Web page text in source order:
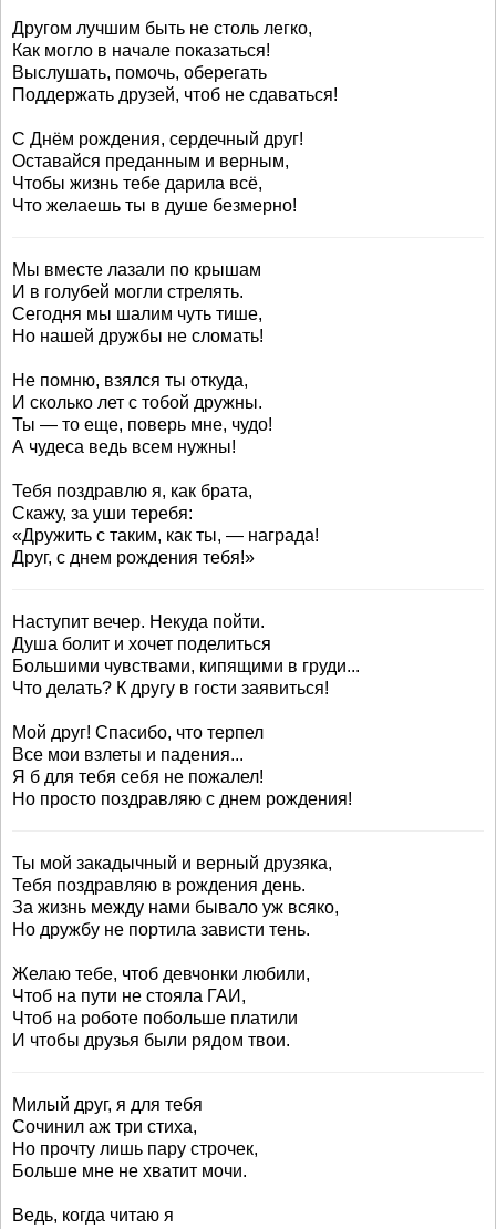
Другом лучшим быть не столь легко,
Как могло в начале показаться!
Выслушать, помочь, оберегать
Поддержать друзей, чтоб не сдаваться!
С Днём рождения, сердечный друг!
Оставайся преданным и верным,
Чтобы жизнь тебе дарила всё,
Что желаешь ты в душе безмерно!
Мы вместе лазали по крышам
И в голубей могли стрелять.
Сегодня мы шалим чуть тише,
Но нашей дружбы не сломать!
Не помню, взялся ты откуда,
И сколько лет с тобой дружны.
Ты — то еще, поверь мне, чудо!
А чудеса ведь всем нужны!
Тебя поздравлю я, как брата,
Скажу, за уши теребя:
«Дружить с таким, как ты, — награда!
Друг, с днем рождения тебя!»
Наступит вечер. Некуда пойти.
Душа болит и хочет поделиться
Большими чувствами, кипящими в груди...
Что делать? К другу в гости заявиться!
Мой друг! Спасибо, что терпел
Все мои взлеты и падения...
Я б для тебя себя не пожалел!
Но просто поздравляю с днем рождения!
Ты мой закадычный и верный друзяка,
Тебя поздравляю в рождения день.
За жизнь между нами бывало уж всяко,
Но дружбу не портила зависти тень.
Желаю тебе, чтоб девчонки любили,
Чтоб на пути не стояла ГАИ,
Чтоб на роботе побольше платили
И чтобы друзья были рядом твои.
Милый друг, я для тебя
Сочинил аж три стиха,
Но прочту лишь пару строчек,
Больше мне не хватит мочи.
Ведь, когда читаю я